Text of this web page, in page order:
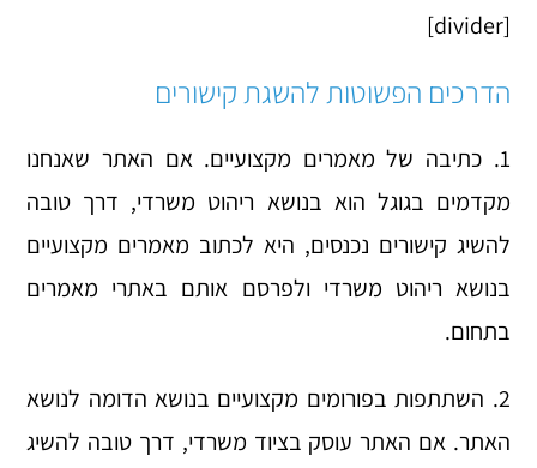
[divider]
הדרכים הפשוטות להשגת קישורים
1. כתיבה של מאמרים מקצועיים. אם האתר שאנחנו
מקדמים בגוגל הוא בנושא ריהוט משרדי, דרך טובה
להשיג קישורים נכנסים, היא לכתוב מאמרים מקצועיים
בנושא ריהוט משרדי ולפרסם אותם באתרי מאמרים
בתחום.
2. השתתפות בפורומים מקצועיים בנושא הדומה לנושא
האתר. אם האתר עוסק בציוד משרדי, דרך טובה להשיג